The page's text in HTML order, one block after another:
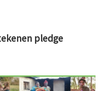
pledge